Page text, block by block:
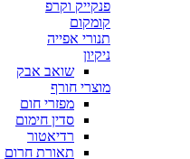
פנקייק וקרפ
קומקום
תנורי אפייה
ניקיון
שואב אבק
מוצרי חורף
מפזרי חום
סדין חימום
רדיאטור
תאורת חרום